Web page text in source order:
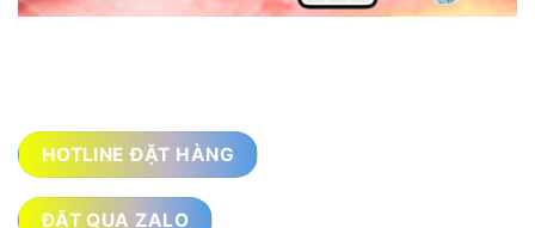
HOTLINE ĐẶT HÀNG
ĐẶT QUA ZALO